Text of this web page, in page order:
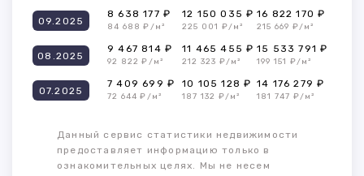
09.2025
8 638 177 ₽
84 688 ₽/м²
12 150 035 ₽
225 001 ₽/м²
16 822 170 ₽
215 669 ₽/м²
08.2025
9 467 814 ₽
92 822 ₽/м²
11 465 455 ₽
212 323 ₽/м²
15 533 791 ₽
199 151 ₽/м²
07.2025
7 409 699 ₽
72 644 ₽/м²
10 105 128 ₽
187 132 ₽/м²
14 176 279 ₽
181 747 ₽/м²
Данный сервис статистики недвижимости
предоставляет информацию только в
ознакомительных целях. Мы не несем